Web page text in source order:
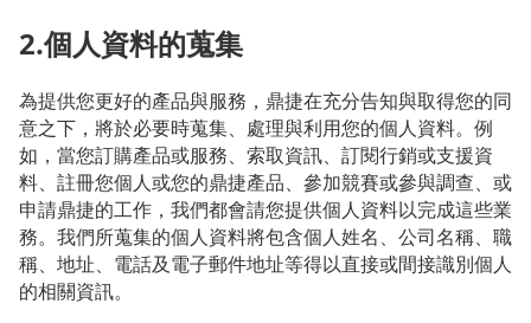
2.個人資料的蒐集
為提供您更好的產品與服務，鼎捷在充分告知與取得您的同
意之下，將於必要時蒐集、處理與利用您的個人資料。例
如，當您訂購產品或服務、索取資訊、訂閱行銷或支援資
料、註冊您個人或您的鼎捷產品、參加競賽或參與調查、或
申請鼎捷的工作，我們都會請您提供個人資料以完成這些業
務。我們所蒐集的個人資料將包含個人姓名、公司名稱、職
稱、地址、電話及電子郵件地址等得以直接或間接識別個人
的相關資訊。